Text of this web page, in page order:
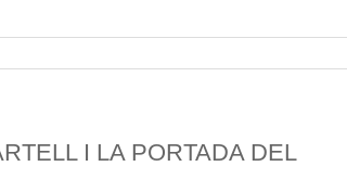
I LA PORTADA DEL